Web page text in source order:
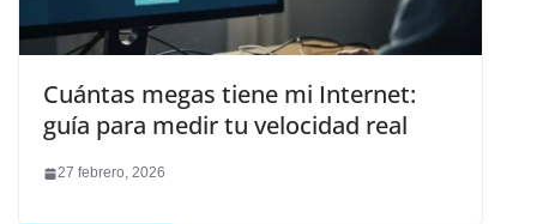
Cuántas megas tiene mi Internet:
guía para medir tu velocidad real
27 febrero, 2026